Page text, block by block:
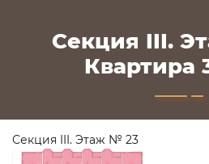
Секция III.
Квартира
Секция III. Этаж № 23